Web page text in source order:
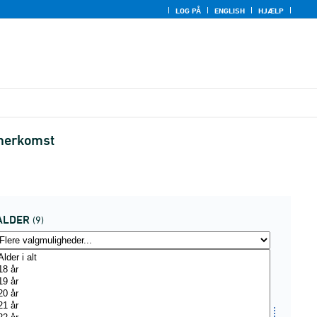
LOG PÅ ENGLISH HJÆLP
(9)